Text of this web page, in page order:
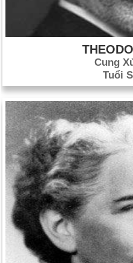
Cung
Tuổi